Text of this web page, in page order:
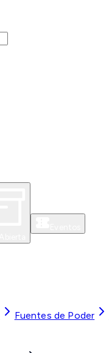
Fuentes de Poder